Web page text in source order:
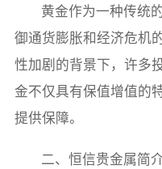
黄金作为一种传统
御通货膨胀和经济危机
性加剧的背景下，许多
金不仅具有保值增值的
提供保障。
二、恒信贵金属简